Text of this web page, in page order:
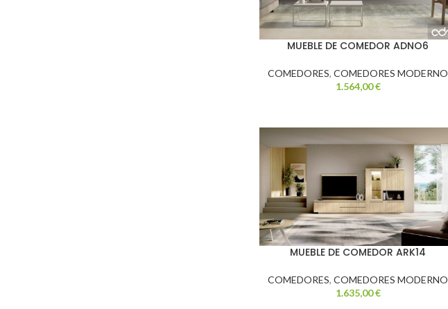
MUEBLE DE COMEDOR ADNO6
COMEDORES,COMEDORES MODERNO
1.564,00€
MUEBLE DE COMEDOR ARK14
COMEDORES,COMEDORES MODERNO
1.635,00€